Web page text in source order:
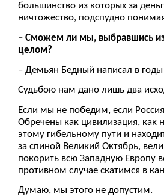
большинство из которых за
ничтожество, подспудно
– Сможем ли мы, выбравшись из
целом?
– Демьян Бедный написал в
Судьбою нам дано лишь два
Если мы не победим, если
Обречены как цивилизация, как
этому гибельному пути и
за спиной Великий Октябрь,
покорить всю Западную Европу
противном случае скатимся в
Думаю, мы этого не допустим.